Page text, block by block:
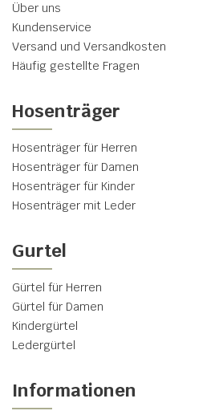
Über uns
Kundenservice
Versand und Versandkosten
Häufig gestellte Fragen
Hosenträger
Hosenträger für Herren
Hosenträger für Damen
Hosenträger für Kinder
Hosenträger mit Leder
Gurtel
Gürtel für Herren
Gürtel für Damen
Kindergürtel
Ledergürtel
Informationen